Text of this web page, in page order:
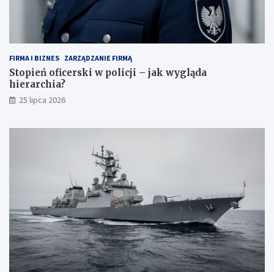
FIRMA I BIZNES ZARZĄDZANIE FIRMĄ
Stopień oficerski w policji – jak wygląda
hierarchia?
25 lipca 2026